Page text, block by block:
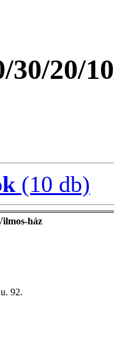
30/20/
(10 db)
ház
92.